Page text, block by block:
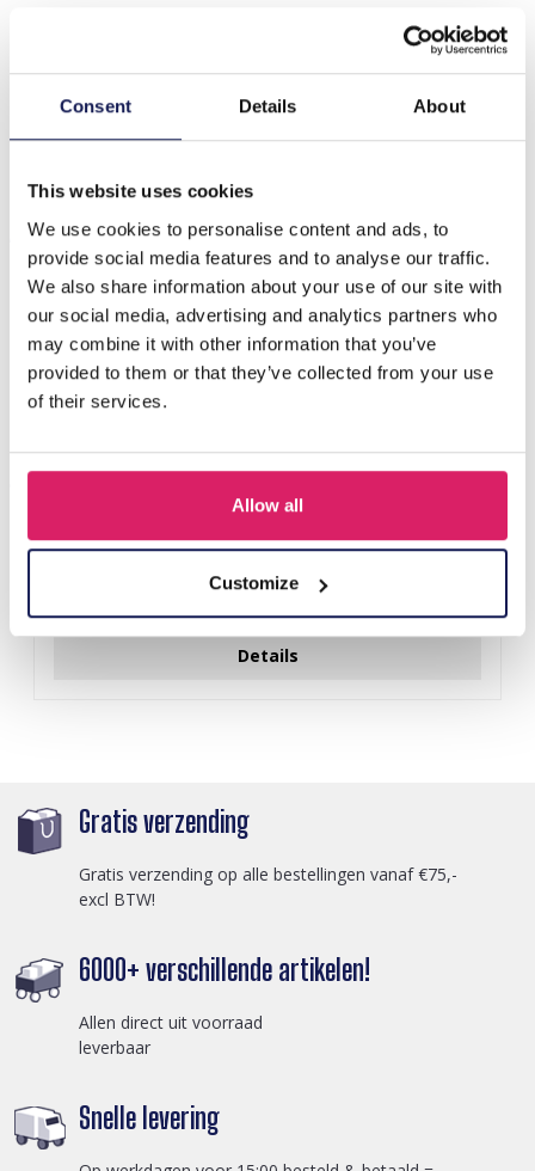
Consent Details About
This website uses cookies
We use cookies to personalise content and ads, to
provide social media features and to analyse our traffic.
We also share information about your use of our site with
our social media, advertising and analytics partners who
may combine it with other information that you’ve
provided to them or that they’ve collected from your use
of their services.
Allow all
Customize
Z-D2.5 PK424-290M Metal with Mirror Display
Anderen kochten ook
Y-B2.5 PK424-003 Wood with Metal Display for Earrings
27x22x7cm Gold
Details
Gratis verzending
Gratis verzending op alle bestellingen vanaf €75,-
excl BTW!
6000+ verschillende artikelen!
Allen direct uit voorraad
leverbaar
Snelle levering